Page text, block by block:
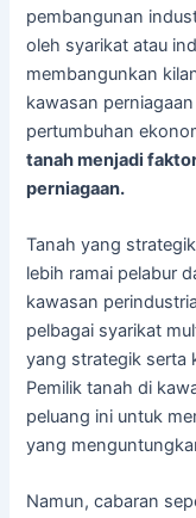
pembangunan
oleh syarikat atau
membangunkan
kawasan
pertumbuhan
tanah menjadi
perniagaan.
Tanah yang
lebih ramai pelabur
kawasan
pelbagai syarikat
yang strategik serta
Pemilik tanah di
peluang ini untuk
yang
Namun, cabaran